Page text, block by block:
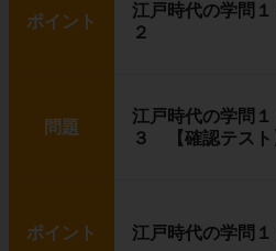
ポイント
江戸時代の学問
２
問題
江戸時代の学問
３ 【確認テスト
ポイント 江戸時代の学問